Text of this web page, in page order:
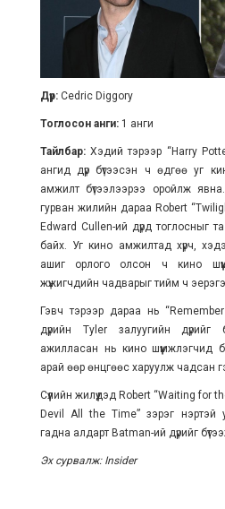
Дүр:Cedric Diggory
Тоглосон анги:1 анги
Тайлбар:Хэдий тэрээр “Harry
ангид дүр бүтээсэн ч өдгөө уг
амжилт бүтээлээрээ оройлж
гурван жилийн дараа Robert
Edward Cullen-ий дүрд тоглосныг
байх. Уг кино амжилтад хүрч,
ашиг орлого олсон ч кино
жүжигчдийн чадварыг тийм ч
Гэвч тэрээр дараа нь
дүрийн Tyler залуугийн дүрийг
ажилласан нь кино шүүмжлэгчид
арай өөр өнцгөөс харуулж чадсан
Сүүлийн жилүүдэд Robert “Waiting for
Devil All the Time” зэрэг нэртэй
гадна алдарт Batman-ий дүрийг
Эх сурвалж: Insider